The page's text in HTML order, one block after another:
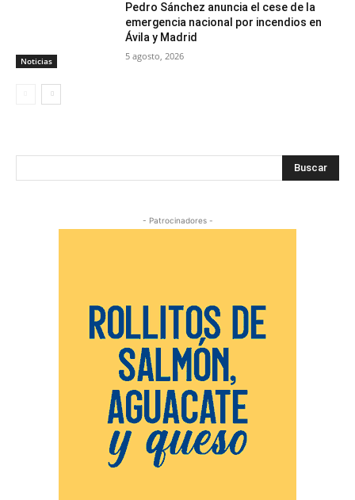
Noticias
Pedro Sánchez anuncia el cese de la
emergencia nacional por incendios en
Ávila y Madrid
5 agosto, 2026
Buscar
- Patrocinadores -